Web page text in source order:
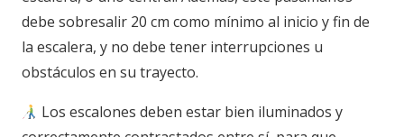
debe sobresalir 20 cm como mínimo al inicio y fin de
la escalera, y no debe tener interrupciones u
obstáculos en su trayecto.
Los escalones deben estar bien iluminados y